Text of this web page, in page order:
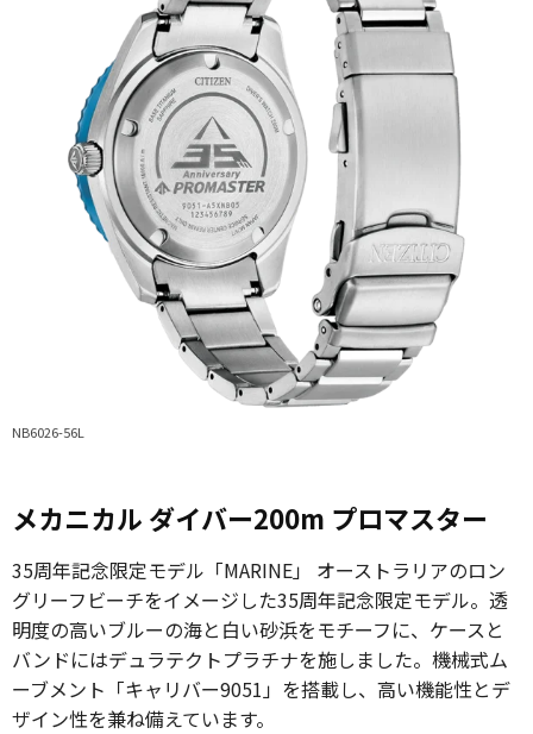
NB6026-56L
メカニカル ダイバー200m プロマスター
35周年記念限定モデル「MARINE」 オーストラリアのロン
グリーフビーチをイメージした35周年記念限定モデル。透
明度の高いブルーの海と白い砂浜をモチーフに、ケースと
バンドにはデュラテクトプラチナを施しました。機械式ム
ーブメント「キャリバー9051」を搭載し、高い機能性とデ
ザイン性を兼ね備えています。